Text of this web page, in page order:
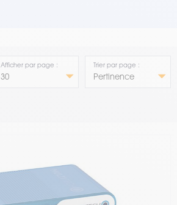
Afficher par page : Trier par page :